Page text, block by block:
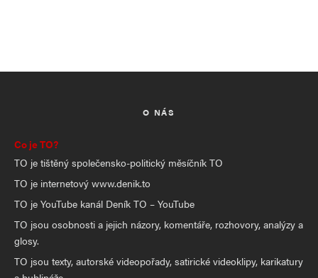
O NÁS
Co je TO?
TO je tištěný společensko-politický měsíčník TO
TO je internetový www.denik.to
TO je YouTube kanál Deník TO – YouTube
TO jsou osobnosti a jejich názory, komentáře, rozhovory, analýzy a
glosy.
TO jsou texty, autorské videopořady, satirické videoklipy, karikatury